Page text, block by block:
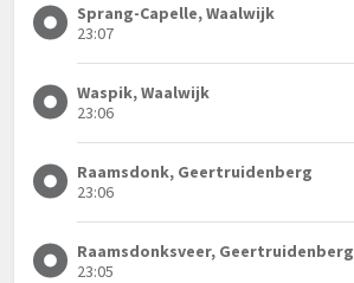
Sprang-Capelle, Waalwijk
23:07
Waspik, Waalwijk
23:06
Raamsdonk, Geertruidenberg
23:06
Raamsdonksveer, Geertruidenberg
23:05